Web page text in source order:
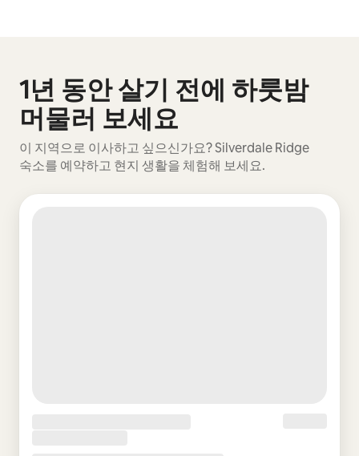
1년 동안 살기 전에 하룻밤
머물러 보세요
이 지역으로 이사하고 싶으신가요? Silverdale Ridge
숙소를 예약하고 현지 생활을 체험해 보세요.
0개 중 0개 표시됨